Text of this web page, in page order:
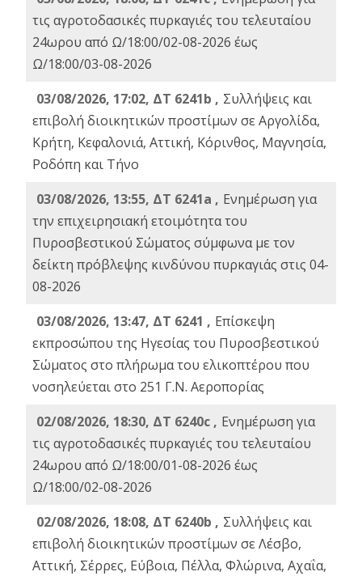
τις αγροτοδασικές πυρκαγιές του τελευταίου
24ωρου από Ω/18:00/02-08-2026 έως
Ω/18:00/03-08-2026
03/08/2026, 17:02, ΔΤ 6241b , Συλλήψεις και
επιβολή διοικητικών προστίμων σε Αργολίδα,
Κρήτη, Κεφαλονιά, Αττική, Κόρινθος, Μαγνησία,
Ροδόπη και Τήνο
03/08/2026, 13:55, ΔΤ 6241a , Ενημέρωση για
την επιχειρησιακή ετοιμότητα του
Πυροσβεστικού Σώματος σύμφωνα με τον
δείκτη πρόβλεψης κινδύνου πυρκαγιάς στις 04-
08-2026
03/08/2026, 13:47, ΔΤ 6241 , Επίσκεψη
εκπροσώπου της Ηγεσίας του Πυροσβεστικού
Σώματος στο πλήρωμα του ελικοπτέρου που
νοσηλεύεται στο 251 Γ.Ν. Αεροπορίας
02/08/2026, 18:30, ΔΤ 6240c , Ενημέρωση για
τις αγροτοδασικές πυρκαγιές του τελευταίου
24ωρου από Ω/18:00/01-08-2026 έως
Ω/18:00/02-08-2026
02/08/2026, 18:08, ΔΤ 6240b , Συλλήψεις και
επιβολή διοικητικών προστίμων σε Λέσβο,
Αττική, Σέρρες, Εύβοια, Πέλλα, Φλώρινα, Αχαΐα,